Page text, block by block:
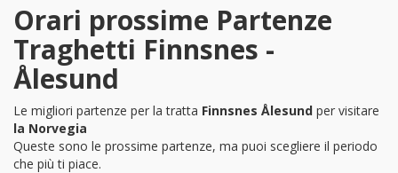
Orari prossime Partenze
Traghetti Finnsnes -
Ålesund
Le migliori partenze per la tratta Finnsnes Ålesund per visitare
la Norvegia
Queste sono le prossime partenze, ma puoi scegliere il periodo
che più ti piace.